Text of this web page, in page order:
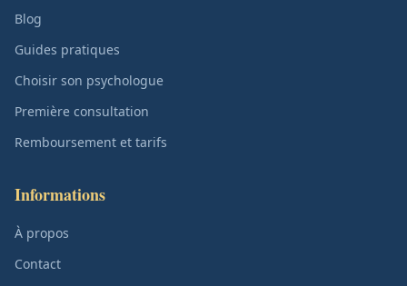
Blog
Guides pratiques
Choisir son psychologue
Première consultation
Remboursement et tarifs
Informations
À propos
Contact